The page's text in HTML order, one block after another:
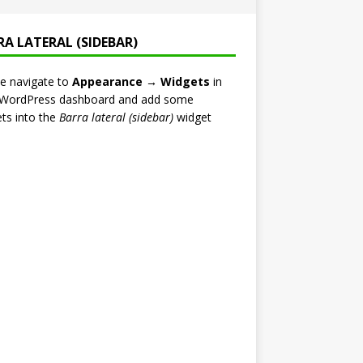
LATERAL (SIDEBAR)
navigate to Appearance → Widgets in
dashboard and add some
into the Barra lateral (sidebar)widget